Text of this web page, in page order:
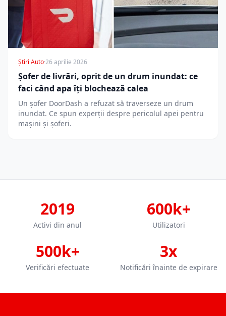
Știri Auto·26 aprilie 2026
Șofer de livrări, oprit de un drum inundat: ce
faci când apa îți blochează calea
Un șofer DoorDash a refuzat să traverseze un drum
inundat. Ce spun experții despre pericolul apei pentru
mașini și șoferi.
2019
Activi din anul
600k+
Utilizatori
500k+
Verificări efectuate
3x
Notificări înainte de expirare